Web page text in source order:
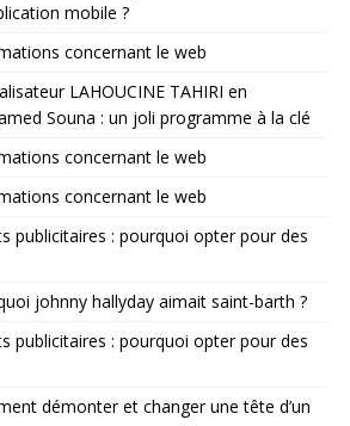
mobile ?
concernant le web
LAHOUCINE TAHIRI en
Souna : un joli programme à la clé
concernant le web
concernant le web
publicitaires : pourquoi opter pour des
johnny hallyday aimait saint-barth ?
publicitaires : pourquoi opter pour des
démonter et changer une tête d’un